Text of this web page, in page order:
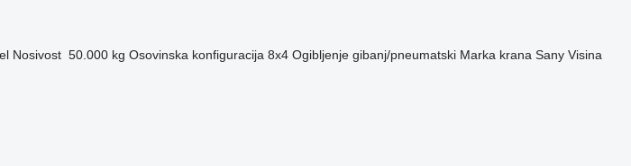
Nosivost 50.000 kg Osovinska konfiguracija 8x4 Ogibljenje gibanj/pneumatski Marka krana Sany Visina